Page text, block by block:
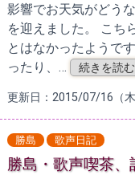
影響でお天気がどう
を迎えました。 こち
とはなかったようで
ったり、…
続きを読
更新日：2015/07/16（木
勝島 歌声日記
勝島・歌声喫茶